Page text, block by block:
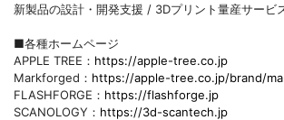
新製品の設計・開発支援 / 3Dプリント量産サービ
■各種ホームページ
APPLE TREE： https://apple-tree.co.jp
Markforged： https://apple-tree.co.jp/brand/
FLASHFORGE： https://flashforge.jp
SCANOLOGY： https://3d-scantech.jp